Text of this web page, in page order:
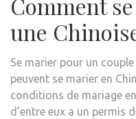
une
Se marier pour un
peuvent se marier en
conditions de mariage
d’entre eux a un permis